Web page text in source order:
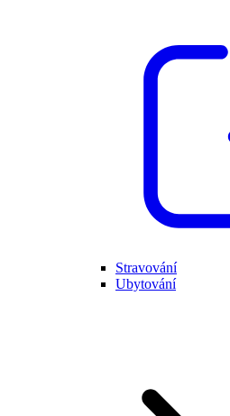
Stravování
Ubytování